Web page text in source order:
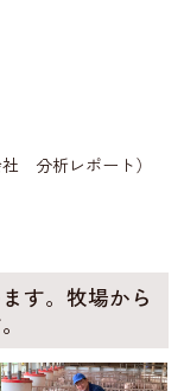
分析レポート）
す。牧場から